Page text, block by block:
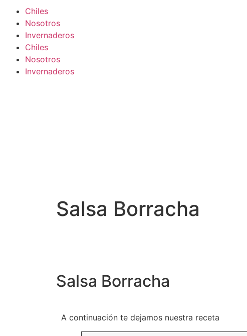
Chiles
Nosotros
Invernaderos
Chiles
Nosotros
Invernaderos
Salsa Borracha
Salsa Borracha
A continuación te dejamos nuestra receta